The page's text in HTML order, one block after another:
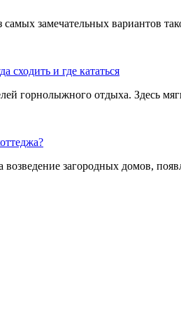
замечательных вариантов
сходить и где кататься
горнолыжного отдыха. Здесь
загородных домов,